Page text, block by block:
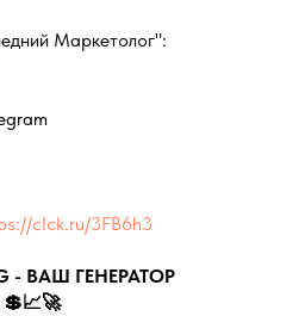
Маркетолог":
clck.ru/3FB6h3
- ВАШ ГЕНЕРАТОР